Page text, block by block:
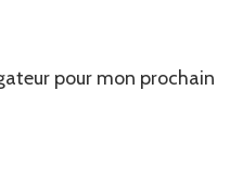
pour mon prochain